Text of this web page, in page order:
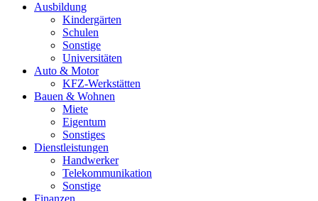
Ausbildung
Kindergärten
Schulen
Sonstige
Universitäten
Auto & Motor
KFZ-Werkstätten
Bauen & Wohnen
Miete
Eigentum
Sonstiges
Dienstleistungen
Handwerker
Telekommunikation
Sonstige
Finanzen